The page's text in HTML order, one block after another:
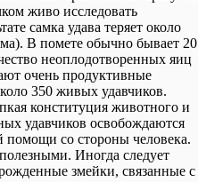
живо исследовать
самка удава теряет около
В помете обычно бывает 20
неоплодотворенных яиц
очень продуктивные
350 живых удавчиков.
конституция животного и
удавчиков освобождаются
помощи со стороны человека.
Иногда следует
змейки, связанные с